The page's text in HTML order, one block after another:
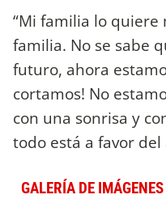
“Mi familia lo quiere
familia. No se sabe
futuro, ahora
cortamos! No
con una sonrisa y
todo está a favor del
GALERÍA DE IMÁGENES